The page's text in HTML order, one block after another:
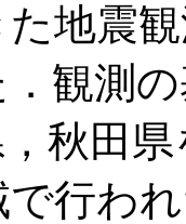
地震
観測
秋田
行わ